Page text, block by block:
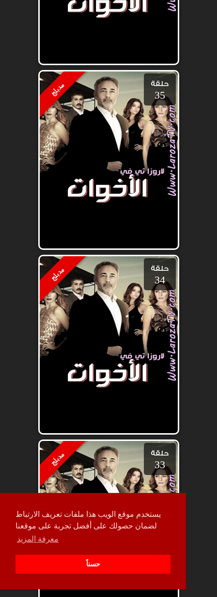
يستخدم موقع الويب هذا ملفات تعريف الارتباط
لضمان حصولك على أفضل تجربة على موقعنا
معرفة المزيد
حسناً
مدبلج حلقة
35
مدبلج حلقة
34
مدبلج حلقة
33